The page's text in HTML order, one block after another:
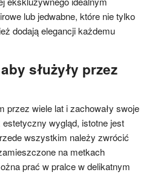
lub jedwabne, które nie tylko
dodają elegancji każdemu
służyły przez
przez wiele lat i zachowały swoje
wygląd, istotne jest
wszystkim należy zwrócić
na metkach
prać w pralce w delikatnym